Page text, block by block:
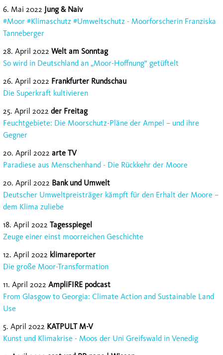
6. Mai 2022 Jung & Naiv
#Moor #Klimaschutz #Umweltschutz - Moorforscherin Franziska
Tanneberger
28. April 2022 Welt am Sonntag
So wird in Deutschland an „Moor-Hoffnung“ getüftelt
26. April 2022 Frankfurter Rundschau
Die Superkraft kultivieren
25. April 2022 der Freitag
Feuchtgebiete: Die Moorschutz-Pläne der Ampel – und ihre
Gegner
20. April 2022 arte TV
Paradiese aus Menschenhand - Die Rückkehr der Moore
20. April 2022 Bank und Umwelt
Deutscher Umweltpreisträger kämpft für den Erhalt der Moore –
dem Klima zuliebe
18. April 2022 Tagesspiegel
Zeuge einer einst moorreichen Geschichte
12. April 2022 klimareporter
Die große Moor-Transformation
11. April 2022 AmpliFIRE podcast
From Glasgow to Georgia: Climate Action and Sustainable Land
Use
5. April 2022 KATPULT M-V
Kunst und Klimakrise - Moos der Uni Greifswald in Venedig